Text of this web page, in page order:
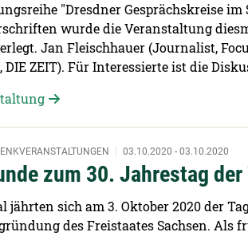
"Dresdner Gesprächskreise
wurde die Veranstaltung
Jan Fleischhauer (Journalist,
ZEIT). Für Interessierte ist die
zum 30. Jahrestag
03.10.2020 - 03.10.2020
jährten sich am 3. Oktober 2020 der
des Freistaates Sachsen.